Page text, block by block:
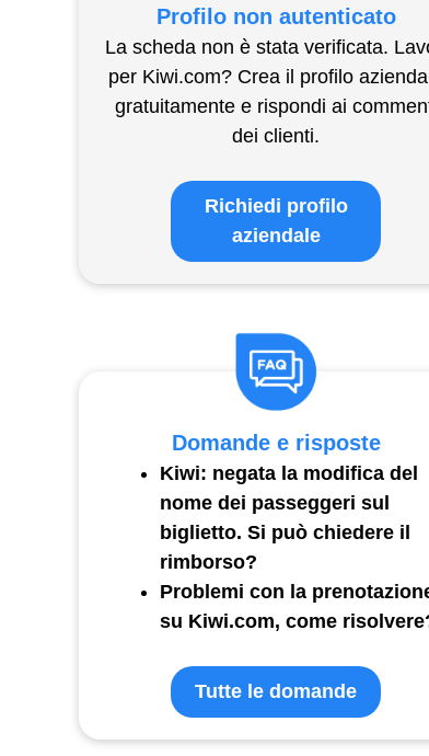
Profilo non autenticato
La scheda non è stata verificata.
per Kiwi.com? Crea il profilo
gratuitamente e rispondi ai
dei clienti.
Richiedi profilo
aziendale
Domande e risposte
Kiwi: negata la modifica del
nome dei passeggeri sul
biglietto. Si può chiedere il
rimborso?
Problemi con la
su Kiwi.com, come
Tutte le domande